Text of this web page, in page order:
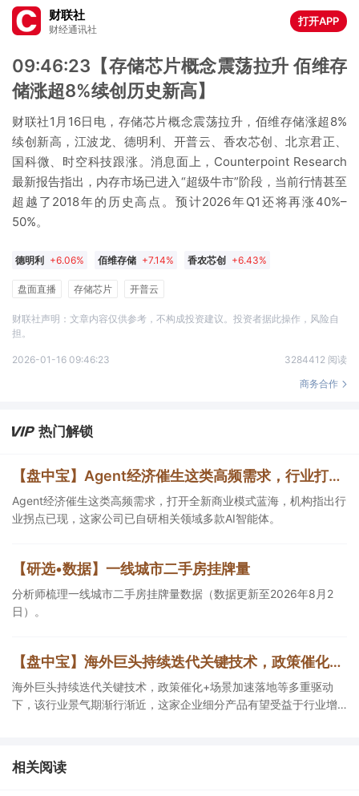
财联社
财经通讯社
打开APP
09:46:23【存储芯片概念震荡拉升 佰维存
储涨超8%续创历史新高】
财联社1月16日电，存储芯片概念震荡拉升，佰维存储涨超8%
续创新高，江波龙、德明利、开普云、香农芯创、北京君正、
国科微、时空科技跟涨。消息面上，Counterpoint Research
最新报告指出，内存市场已进入“超级牛市”阶段，当前行情甚至
超越了2018年的历史高点。预计2026年Q1还将再涨40%–
50%。
德明利 +6.06% 佰维存储 +7.14% 香农芯创 +6.43%
国科微 +8.00% 江波龙 +8.59%
盘面直播 存储芯片 开普云
财联社声明：文章内容仅供参考，不构成投资建议。投资者据此操作，风险自
担。
2026-01-16 09:46:23
3284412 阅读
商务合作
热门解锁
【盘中宝】Agent经济催生这类高频需求，行业打开全新商业模式蓝海，这家公司已自研相关领域多款AI智能体
Agent经济催生这类高频需求，打开全新商业模式蓝海，机构指出行
业拐点已现，这家公司已自研相关领域多款AI智能体。
【研选•数据】一线城市二手房挂牌量
分析师梳理一线城市二手房挂牌量数据（数据更新至2026年8月2
日）。
【盘中宝】海外巨头持续迭代关键技术，政策催化+场景加速落地等多重驱动下，该行业景气期渐行渐近，这家企业探索AI与具身智能深度融合
海外巨头持续迭代关键技术，政策催化+场景加速落地等多重驱动
下，该行业景气期渐行渐近，这家企业细分产品有望受益于行业增
相关阅读